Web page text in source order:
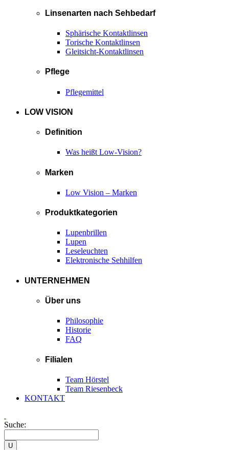
Linsenarten nach Sehbedarf
Sphärische Kontaktlinsen
Torische Kontaktlinsen
Gleitsicht-Kontaktlinsen
Pflege
Pflegemittel
LOW VISION
Definition
Was heißt Low-Vision?
Marken
Low Vision – Marken
Produktkategorien
Lupenbrillen
Lupen
Leseleuchten
Elektronische Sehhilfen
UNTERNEHMEN
Über uns
Philosophie
Historie
FAQ
Filialen
Team Hörstel
Team Riesenbeck
KONTAKT
Suche: